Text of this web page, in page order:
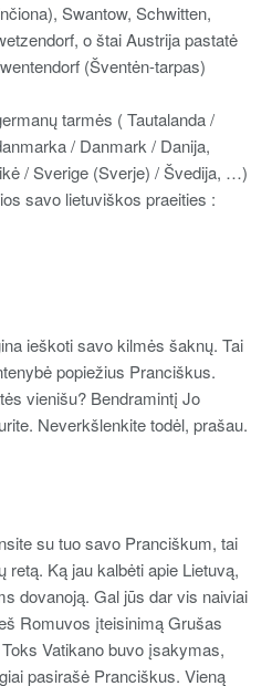
Swantow, Schwitten,
o štai Austrija pastatė
(Šventėn-tarpas)
tarmės ( Tautalanda /
/ Danmark / Danija,
/ Sverige (Sverje) / Švedija, …)
savo lietuviškos praeities :
ieškoti savo kilmės šaknų. Tai
popiežius Pranciškus.
vienišu? Bendramintį Jo
Neverkšlenkite todėl, prašau.
su tuo savo Pranciškum, tai
Ką jau kalbėti apie Lietuvą,
dovanoją. Gal jūs dar vis naiviai
Romuvos įteisinimą Grušas
Vatikano buvo įsakymas,
pasirašė Pranciškus. Vieną